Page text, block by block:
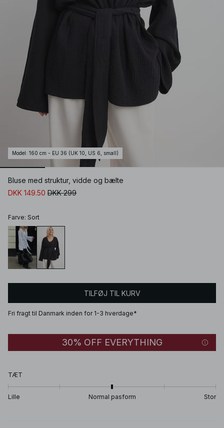
Model : 160 cm - EU 36 (UK 10, US 6, small)
Bluse med struktur, vidde og bælte
DKK 149.50 DKK 299
Farve: Sort
TILFØJ TIL KURV
Fri fragt til Danmark inden for 1-3 hverdage*
30% OFF EVERYTHING
TÆT
Lille Normal pasform Stor